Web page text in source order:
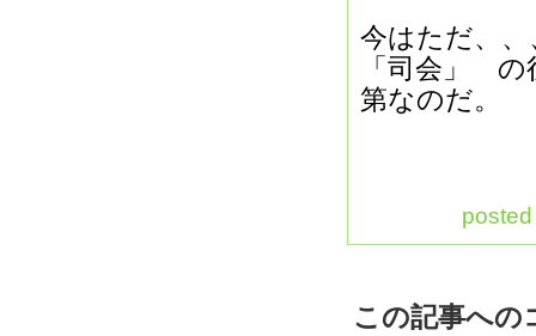
今はただ、
「司会」 の
第なのだ。
この記事への